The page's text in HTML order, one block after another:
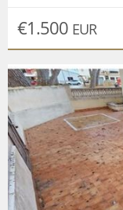
€1.500 EUR